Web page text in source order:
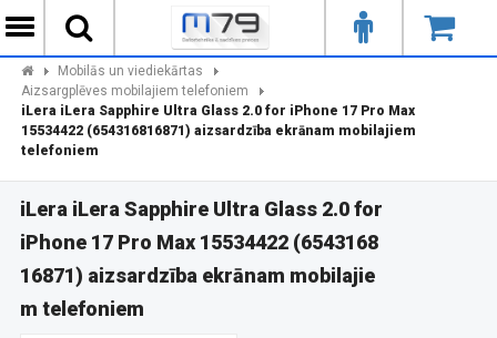
Mobilās un viediekārtas
Aizsargplēves mobilajiem telefoniem
iLera iLera Sapphire Ultra Glass 2.0 for iPhone 17 Pro Max
15534422 (654316816871) aizsardzība ekrānam mobilajiem
telefoniem
iLera iLera Sapphire Ultra Glass 2.0 for
iPhone 17 Pro Max 15534422 (6543168
16871) aizsardzība ekrānam mobilajie
m telefoniem